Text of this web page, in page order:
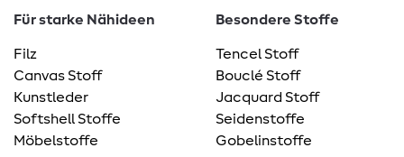
Für starke Nähideen
Filz
Canvas Stoff
Kunstleder
Softshell Stoffe
Möbelstoffe
Besondere Stoffe
Tencel Stoff
Bouclé Stoff
Jacquard Stoff
Seidenstoffe
Gobelinstoffe